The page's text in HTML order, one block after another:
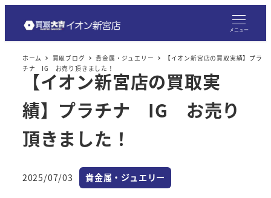
メニュー
ホーム 買取ブログ 貴金属・ジュエリー
【イオン新宮店の買取実績】プラ
チナ IG お売り頂きました！
【イオン新宮店の買取実
績】プラチナ IG お売り
頂きました！
投稿日
2025/07/03 カテゴリー
貴金属・ジュエリー